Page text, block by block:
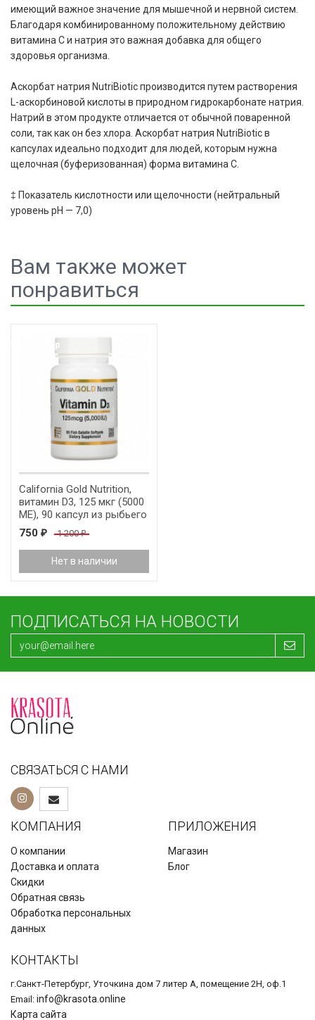
имеющий важное значение для мышечной и нервной систем.
Благодаря комбинированному положительному действию
витамина С и натрия это важная добавка для общего
здоровья организма.
Аскорбат натрия NutriBiotic производится путем растворения
L-аскорбиновой кислоты в природном гидрокарбонате натрия.
Натрий в этом продукте отличается от обычной поваренной
соли, так как он без хлора. Аскорбат натрия NutriBiotic в
капсулах идеально подходит для людей, которым нужна
щелочная (буферизованная) форма витамина С.
‡ Показатель кислотности или щелочности (нейтральный
уровень pH — 7,0)
Вам также может
понравиться
Бестселлер
California Gold Nutrition,
витамин D3, 125 мкг (5000
МЕ), 90 капсул из рыбьего
желатина
750 ₽ 1 200₽
Нет в наличии
ПОДПИСАТЬСЯ НА НОВОСТИ
СВЯЗАТЬСЯ С НАМИ
КОМПАНИЯ
О компании
Доставка и оплата
Скидки
Обратная связь
Обработка персональных
данных
ПРИЛОЖЕНИЯ
Магазин
Блог
КОНТАКТЫ
г.Санкт-Петербург, Уточкина дом 7 литер А, помещение 2Н, оф.1
Email: info@krasota.online
Карта сайта